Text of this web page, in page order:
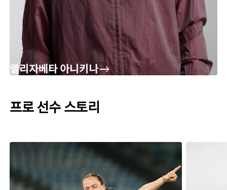
엘리자베타 아니키나
프로 선수 스토리